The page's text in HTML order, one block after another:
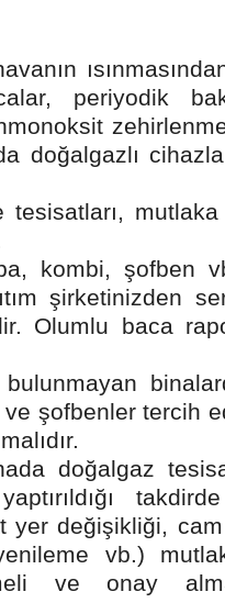
periyodik
doğalgazlı
mutlaka
kombi, şofben
şirketinizden
Olumlu baca
şofbenler tercih
doğalgaz
değişikliği, cam
vb.)
ve onay